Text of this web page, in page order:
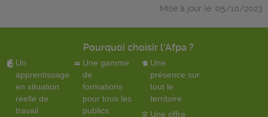
Mise à jour le :05/10/2023
Pourquoi choisir l'Afpa ?
Un
apprentissage
en situation
réelle de
travail
Une gamme
de
formations
pour tous les
publics
Une
présence sur
tout le
territoire
Une offre